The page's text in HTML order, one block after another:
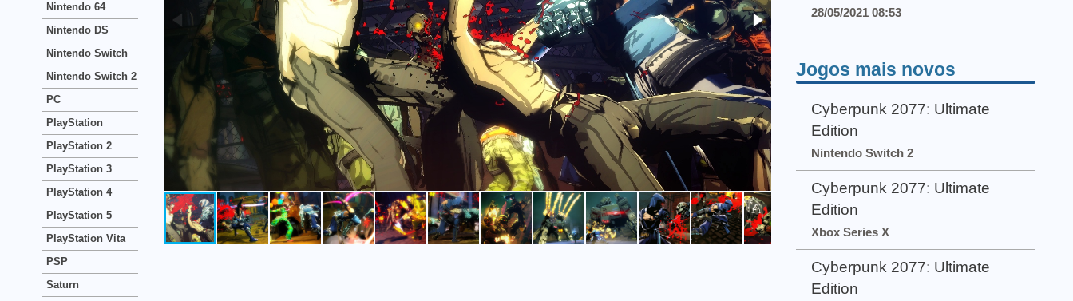
Nintendo 64
Nintendo DS
Nintendo Switch
Nintendo Switch 2
PC
PlayStation
PlayStation 2
PlayStation 3
PlayStation 4
PlayStation 5
PlayStation Vita
PSP
Saturn
28/05/2021 08:53
Jogos mais novos
Cyberpunk 2077: Ultimate
Edition
Nintendo Switch 2
Cyberpunk 2077: Ultimate
Edition
Xbox Series X
Cyberpunk 2077: Ultimate
Edition